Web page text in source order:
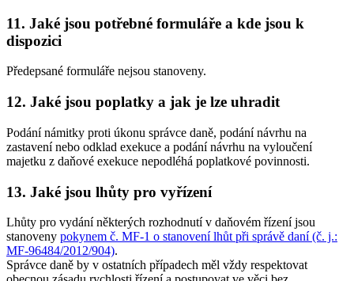
11. Jaké jsou potřebné formuláře a kde jsou k
dispozici
Předepsané formuláře nejsou stanoveny.
12. Jaké jsou poplatky a jak je lze uhradit
Podání námitky proti úkonu správce daně, podání návrhu na
zastavení nebo odklad exekuce a podání návrhu na vyloučení
majetku z daňové exekuce nepodléhá poplatkové povinnosti.
13. Jaké jsou lhůty pro vyřízení
Lhůty pro vydání některých rozhodnutí v daňovém řízení jsou
stanoveny pokynem č. MF-1 o stanovení lhůt při správě daní (č. j.:
MF-96484/2012/904).
Správce daně by v ostatních případech měl vždy respektovat